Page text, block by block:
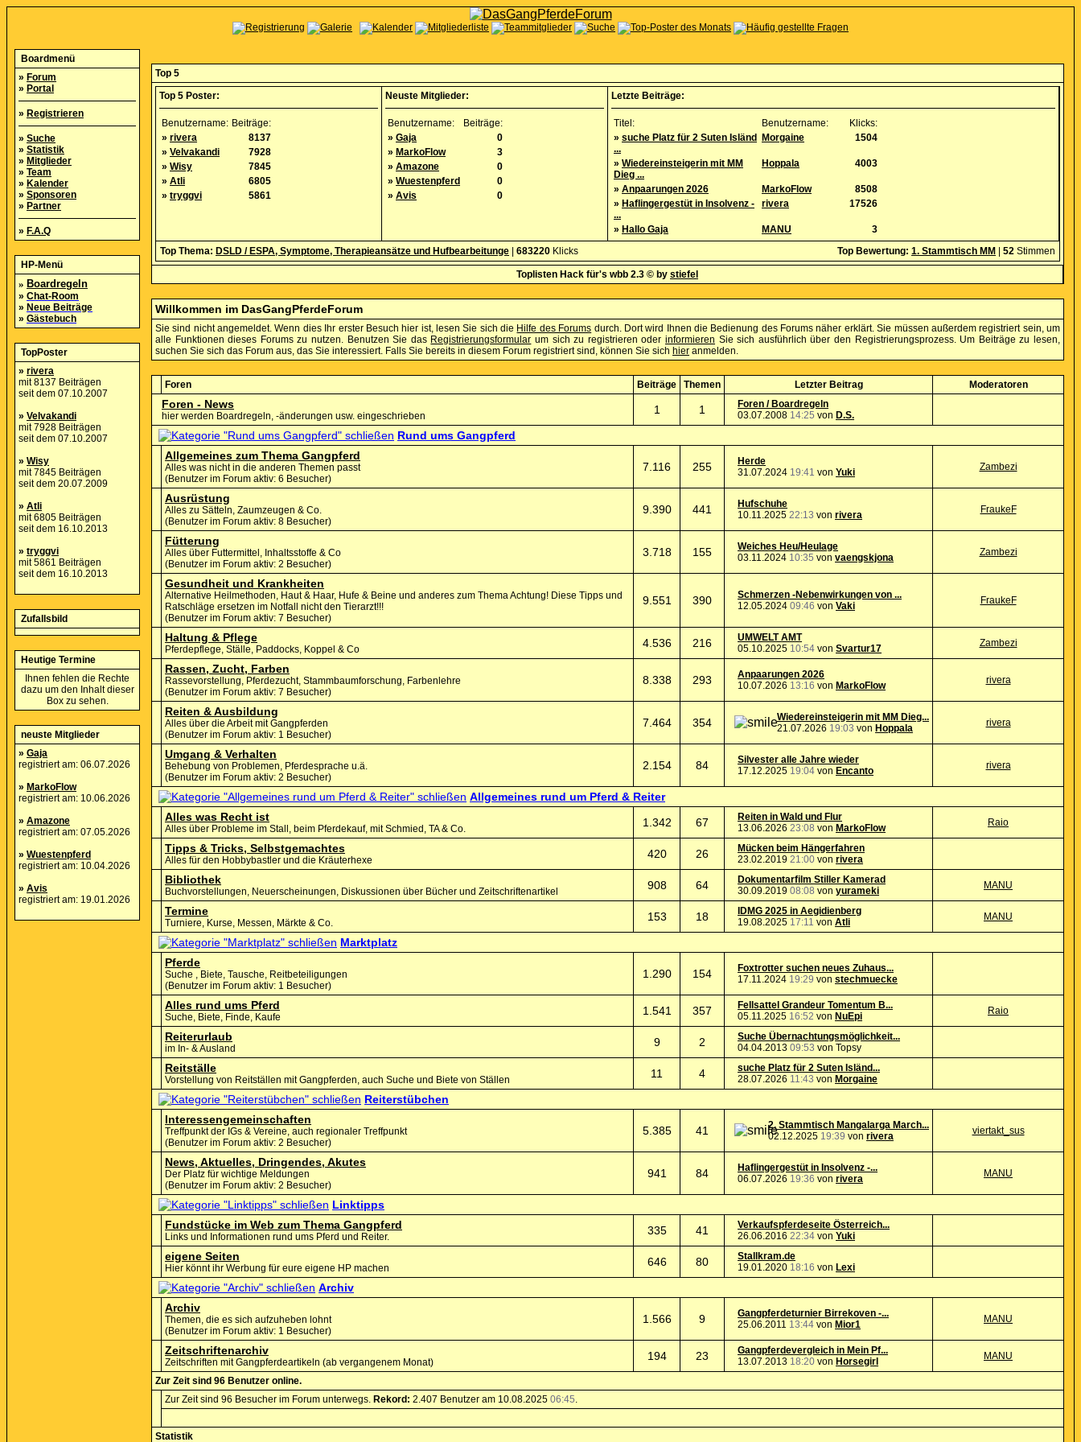
Boardmenü
» Forum
» Portal
» Registrieren
» Suche
» Statistik
» Mitglieder
» Team
» Kalender
» Sponsoren
» Partner
» F.A.Q
HP-Menü
» Boardregeln
» Chat-Room
» Neue Beiträge
» Gästebuch
TopPoster
» rivera
mit 8137 Beiträgen
seit dem 07.10.2007
» Velvakandi
mit 7928 Beiträgen
seit dem 07.10.2007
» Wisy
mit 7845 Beiträgen
seit dem 20.07.2009
» Atli
mit 6805 Beiträgen
seit dem 16.10.2013
» tryggvi
mit 5861 Beiträgen
seit dem 16.10.2013
Zufallsbild
Heutige Termine
Ihnen fehlen die Rechte
dazu um den Inhalt dieser
Box zu sehen.
neuste Mitglieder
» Gaja
registriert am: 06.07.2026
» MarkoFlow
registriert am: 10.06.2026
» Amazone
registriert am: 07.05.2026
» Wuestenpferd
registriert am: 10.04.2026
» Avis
registriert am: 19.01.2026
Top 5
Top 5 Poster:
Benutzername: Beiträge:
» rivera
8137
» Velvakandi
7928
» Wisy
7845
» Atli
6805
» tryggvi 5861
Neuste Mitglieder:
Benutzername:
Beiträge:
» Gaja
0
» MarkoFlow
3
» Amazone
0
» Wuestenpferd
0
» Avis 0
Letzte Beiträge:
Titel: Benutzername:
Klicks:
» suche Platz für 2 Suten Isländ
...
Morgaine 1504
» Wiedereinsteigerin mit MM
Dieg ...
Hoppala 4003
» Anpaarungen 2026 MarkoFlow
8508
» Haflingergestüt in Insolvenz -
...
rivera 17526
» Hallo Gaja MANU
3
Top Thema: DSLD / ESPA, Symptome, Therapieansätze und Hufbearbeitunge 683220 Klicks Top Bewertung: 1. Stammtisch MM 52 Stimmen
Toplisten Hack für's wbb 2.3 © by stiefel
Willkommen im DasGangPferdeForum
Sie sind nicht angemeldet. Wenn dies Ihr erster Besuch hier ist, lesen Sie sich die Hilfe des Forums durch. Dort wird Ihnen die Bedienung des Forums näher erklärt. Sie müssen außerdem registriert sein, um
alle Funktionen dieses Forums zu nutzen. Benutzen Sie das Registrierungsformular um sich zu registrieren oderinformieren Sie sich ausführlich über den Registrierungsprozess. Um Beiträge zu lesen,
suchen Sie sich das Forum aus, das Sie interessiert. Falls Sie bereits in diesem Forum registriert sind, können Sie sich hier anmelden.
Foren Beiträge Themen Letzter Beitrag Moderatoren
Foren - News
hier werden Boardregeln, -änderungen usw. eingeschrieben 1 1
Foren / Boardregeln
03.07.2008 14:25 von D.S.
Rund ums Gangpferd
Allgemeines zum Thema Gangpferd
Alles was nicht in die anderen Themen passt
(Benutzer im Forum aktiv: 6 Besucher)
7.116 255
Herde
31.07.2024 19:41 von Yuki Zambezi
Ausrüstung
Alles zu Sätteln, Zaumzeugen & Co.
(Benutzer im Forum aktiv: 8 Besucher)
9.390 441
Hufschuhe
10.11.2025 22:13 von rivera FraukeF
Fütterung
Alles über Futtermittel, Inhaltsstoffe & Co
(Benutzer im Forum aktiv: 2 Besucher)
3.718 155
Weiches Heu/Heulage
03.11.2024 10:35 von vaengskjona Zambezi
Gesundheit und Krankheiten
Alternative Heilmethoden, Haut & Haar, Hufe & Beine und anderes zum Thema Achtung! Diese Tipps und
Ratschläge ersetzen im Notfall nicht den Tierarzt!!!
(Benutzer im Forum aktiv: 7 Besucher)
9.551 390
Schmerzen -Nebenwirkungen von ...
12.05.2024 09:46 von Vaki FraukeF
Haltung & Pflege
Pferdepflege, Ställe, Paddocks, Koppel & Co 4.536 216
UMWELT AMT
05.10.2025 10:54 von Svartur17 Zambezi
Rassen, Zucht, Farben
Rassevorstellung, Pferdezucht, Stammbaumforschung, Farbenlehre
(Benutzer im Forum aktiv: 7 Besucher)
8.338 293
Anpaarungen 2026
10.07.2026 13:16 von MarkoFlow rivera
Reiten & Ausbildung
Alles über die Arbeit mit Gangpferden
(Benutzer im Forum aktiv: 1 Besucher)
7.464 354
Wiedereinsteigerin mit MM Dieg...
21.07.2026 19:03 von Hoppala rivera
Umgang & Verhalten
Behebung von Problemen, Pferdesprache u.ä.
(Benutzer im Forum aktiv: 2 Besucher)
2.154 84
Silvester alle Jahre wieder
17.12.2025 19:04 von Encanto rivera
Allgemeines rund um Pferd & Reiter
Alles was Recht ist
Alles über Probleme im Stall, beim Pferdekauf, mit Schmied, TA & Co. 1.342 67
Reiten in Wald und Flur
13.06.2026 23:08 von MarkoFlow Raio
Tipps & Tricks, Selbstgemachtes
Alles für den Hobbybastler und die Kräuterhexe 420 26
Mücken beim Hängerfahren
23.02.2019 21:00 von rivera
Bibliothek
Buchvorstellungen, Neuerscheinungen, Diskussionen über Bücher und Zeitschriftenartikel 908 64
Dokumentarfilm Stiller Kamerad
30.09.2019 08:08 von yurameki MANU
Termine
Turniere, Kurse, Messen, Märkte & Co. 153 18
IDMG 2025 in Aegidienberg
19.08.2025 17:11 von Atli MANU
Marktplatz
Pferde
Suche , Biete, Tausche, Reitbeteiligungen
(Benutzer im Forum aktiv: 1 Besucher)
1.290 154
Foxtrotter suchen neues Zuhaus...
17.11.2024 19:29 von stechmuecke
Alles rund ums Pferd
Suche, Biete, Finde, Kaufe 1.541 357
Fellsattel Grandeur Tomentum B...
05.11.2025 16:52 von NuEpi Raio
Reiterurlaub
im In- & Ausland 9 2
Suche Übernachtungsmöglichkeit...
04.04.2013 09:53 von Topsy
Reitställe
Vorstellung von Reitställen mit Gangpferden, auch Suche und Biete von Ställen 11 4
suche Platz für 2 Suten Isländ...
28.07.2026 11:43 von Morgaine
Reiterstübchen
Interessengemeinschaften
Treffpunkt der IGs & Vereine, auch regionaler Treffpunkt
(Benutzer im Forum aktiv: 2 Besucher)
5.385 41
2. Stammtisch Mangalarga March...
02.12.2025 19:39 von rivera viertakt_sus
News, Aktuelles, Dringendes, Akutes
Der Platz für wichtige Meldungen
(Benutzer im Forum aktiv: 2 Besucher)
941 84
Haflingergestüt in Insolvenz -...
06.07.2026 19:36 von rivera MANU
Linktipps
Fundstücke im Web zum Thema Gangpferd
Links und Informationen rund ums Pferd und Reiter. 335 41
Verkaufspferdeseite Österreich...
26.06.2016 22:34 von Yuki
eigene Seiten
Hier könnt ihr Werbung für eure eigene HP machen 646 80
Stallkram.de
19.01.2020 18:16 von Lexi
Archiv
Archiv
Themen, die es sich aufzuheben lohnt
(Benutzer im Forum aktiv: 1 Besucher)
1.566 9
Gangpferdeturnier Birrekoven -...
25.06.2011 13:44 von Mior1 MANU
Zeitschriftenarchiv
Zeitschriften mit Gangpferdeartikeln (ab vergangenem Monat) 194 23
Gangpferdevergleich in Mein Pf...
13.07.2013 18:20 von Horsegirl MANU
Zur Zeit sind 96 Benutzer online.
Zur Zeit sind 96 Besucher im Forum unterwegs. Rekord: 2.407 Benutzer am 10.08.2025 06:45.
Statistik